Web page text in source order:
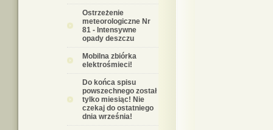
Ostrzeżenie
meteorologiczne Nr
81 - Intensywne
opady deszczu
Mobilna zbiórka
elektrośmieci!
Do końca spisu
powszechnego został
tylko miesiąc! Nie
czekaj do ostatniego
dnia września!